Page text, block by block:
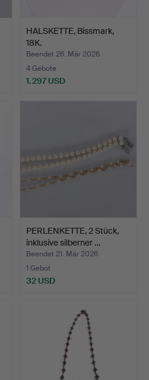
HALSKETTE, Bissmark,
18K.
Beendet 26. Mär 2026
4 Gebote
1.297 USD
PERLENKETTE, 2 Stück,
inklusive silberner …
Beendet 21. Mär 2026
1 Gebot
32 USD